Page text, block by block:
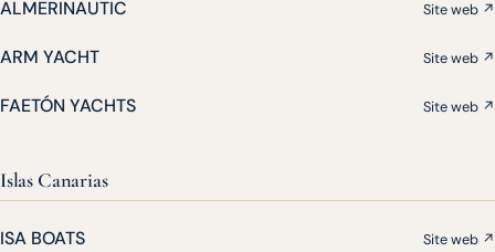
ALMERINAUTIC Site web ↗
ARM YACHT Site web ↗
FAETÓN YACHTS Site web ↗
Islas Canarias
ISA BOATS Site web ↗